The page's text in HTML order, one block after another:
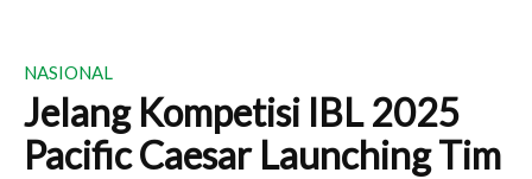
NASIONAL
Jelang Kompetisi IBL 2025
Pacific Caesar Launching Tim